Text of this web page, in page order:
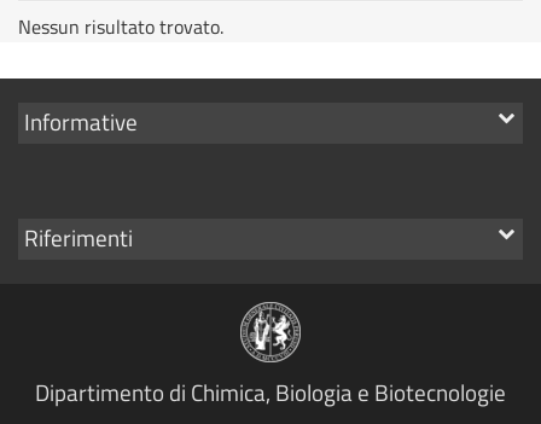
Nessun risultato trovato.
Mostra
Informative
Mostra
Riferimenti
Dipartimento di Chimica, Biologia e Biotecnologie